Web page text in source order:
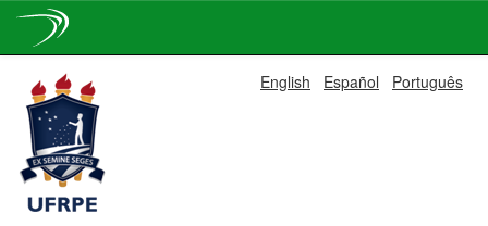
navigation
English Español Português